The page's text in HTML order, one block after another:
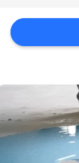
PRIVACY
POLICY